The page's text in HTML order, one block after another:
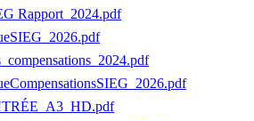
Rapport_2024.pdf